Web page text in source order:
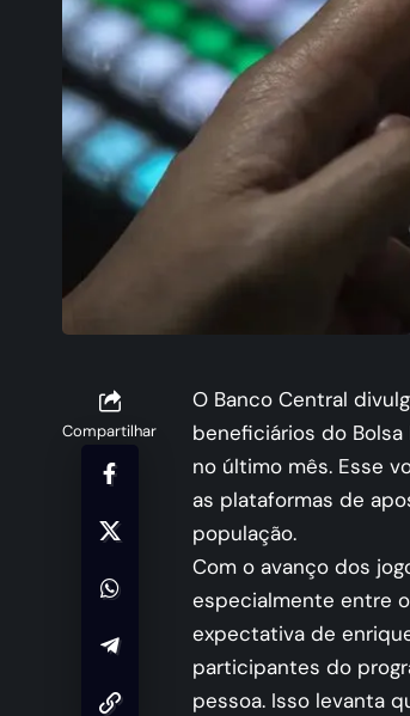
Compartilhar
O Banco Central
beneficiários do
no último mês. Esse
as plataformas de
população.
Com o avanço dos
especialmente entre
expectativa de
participantes do
pessoa. Isso levanta